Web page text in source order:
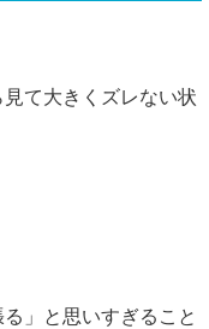
て大きくズレない状
」と思いすぎること